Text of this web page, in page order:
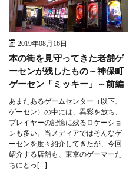
2019年08月16日
本の街を見守ってきた老舗ゲ
ーセンが残したもの～神保町
ゲーセン「ミッキー」～前編
あまたあるゲームセンター（以下、
ゲーセン）の中には、異彩を放ち、
プレイヤーの記憶に残るロケーショ
ンも多い。当メディアではそんなゲ
ーセンを度々紹介してきたが、今回
紹介する店舗も、東京のゲーマーた
ちにとっ[…]